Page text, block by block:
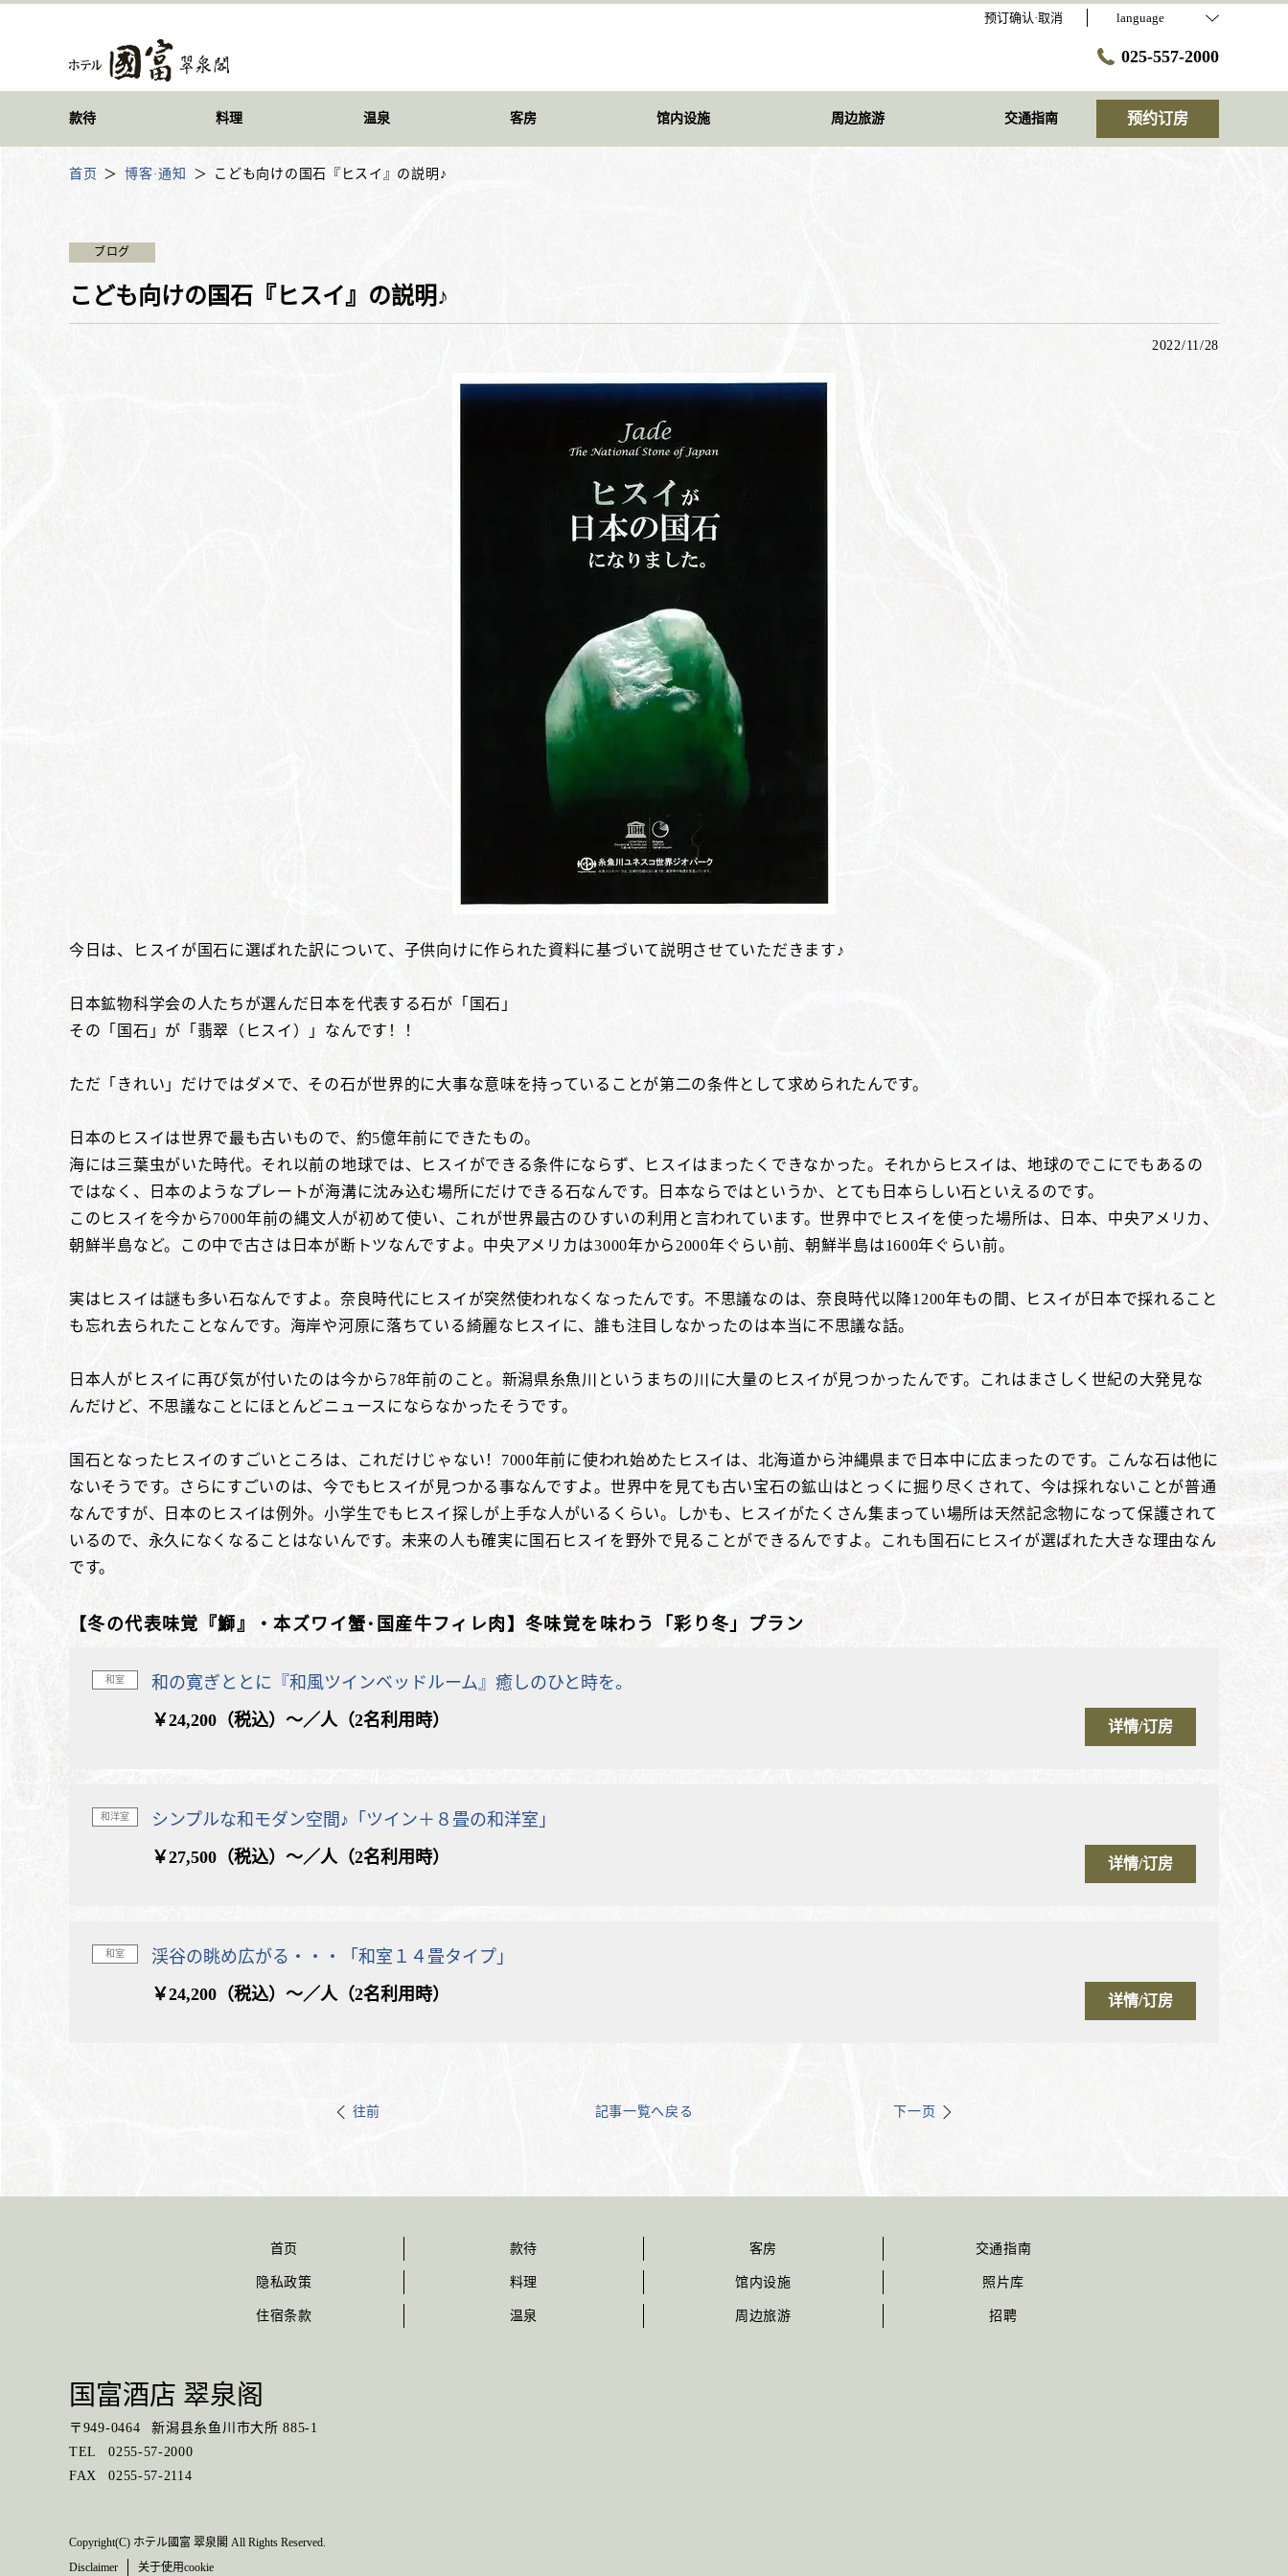
预订确认·取消 language
025-557-2000
款待 料理 温泉 客房 馆内设施 周边旅游 交通指南 预约订房
首页 博客·通知 こども向けの国石『ヒスイ』の説明♪
ブログ
こども向けの国石『ヒスイ』の説明♪
2022/11/28
今日は、ヒスイが国石に選ばれた訳について、子供向けに作られた資料に基づいて説明させていただきます♪
日本鉱物科学会の人たちが選んだ日本を代表する石が「国石」
その「国石」が「翡翠（ヒスイ）」なんです！！
ただ「きれい」だけではダメで、その石が世界的に大事な意味を持っていることが第二の条件として求められたんです。
日本のヒスイは世界で最も古いもので、約5億年前にできたもの。
海には三葉虫がいた時代。それ以前の地球では、ヒスイができる条件にならず、ヒスイはまったくできなかった。それからヒスイは、地球のでこにでもあるの
ではなく、日本のようなプレートが海溝に沈み込む場所にだけできる石なんです。日本ならではというか、とても日本らしい石といえるのです。
このヒスイを今から7000年前の縄文人が初めて使い、これが世界最古のひすいの利用と言われています。世界中でヒスイを使った場所は、日本、中央アメリカ、
朝鮮半島など。この中で古さは日本が断トツなんですよ。中央アメリカは3000年から2000年ぐらい前、朝鮮半島は1600年ぐらい前。
実はヒスイは謎も多い石なんですよ。奈良時代にヒスイが突然使われなくなったんです。不思議なのは、奈良時代以降1200年もの間、ヒスイが日本で採れること
も忘れ去られたことなんです。海岸や河原に落ちている綺麗なヒスイに、誰も注目しなかったのは本当に不思議な話。
日本人がヒスイに再び気が付いたのは今から78年前のこと。新潟県糸魚川というまちの川に大量のヒスイが見つかったんです。これはまさしく世紀の大発見な
んだけど、不思議なことにほとんどニュースにならなかったそうです。
国石となったヒスイのすごいところは、これだけじゃない！7000年前に使われ始めたヒスイは、北海道から沖縄県まで日本中に広まったのです。こんな石は他に
ないそうです。さらにすごいのは、今でもヒスイが見つかる事なんですよ。世界中を見ても古い宝石の鉱山はとっくに掘り尽くされて、今は採れないことが普通
なんですが、日本のヒスイは例外。小学生でもヒスイ探しが上手な人がいるくらい。しかも、ヒスイがたくさん集まってい場所は天然記念物になって保護されて
いるので、永久になくなることはないんです。未来の人も確実に国石ヒスイを野外で見ることができるんですよ。これも国石にヒスイが選ばれた大きな理由なん
です。
【冬の代表味覚『鰤』・本ズワイ蟹･国産牛フィレ肉】冬味覚を味わう「彩り冬」プラン
和室
和の寛ぎととに『和風ツインベッドルーム』癒しのひと時を。
￥24,200（税込）～／人（2名利用時）
详情/订房
和洋室
シンプルな和モダン空間♪「ツイン＋８畳の和洋室」
￥27,500（税込）～／人（2名利用時）
详情/订房
和室
渓谷の眺め広がる・・・「和室１４畳タイプ」
￥24,200（税込）～／人（2名利用時）
详情/订房
往前 記事一覧へ戻る 下一页
首页
隐私政策
住宿条款
款待
料理
温泉
客房
馆内设施
周边旅游
交通指南
照片库
招聘
国富酒店 翠泉阁
〒 949-0464
新潟县糸鱼川市大所 885-1
TEL
0255-57-2000
FAX
0255-57-2114
Copyright(C) ホテル國富 翠泉閣 All Rights Reserved.
Disclaimer
关于使用cookie